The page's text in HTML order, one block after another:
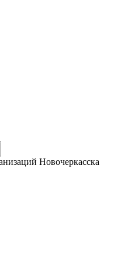
Новочеркасска